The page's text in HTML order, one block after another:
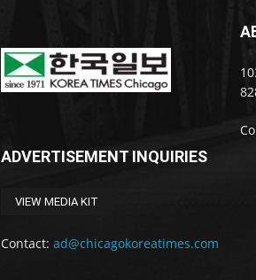
ADVERTISEMENT INQUIRIES
VIEW MEDIA KIT
Contact: ad@chicagokoreatimes.com